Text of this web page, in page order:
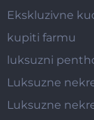
Ekskluzivne
kupiti farmu
luksuzni
Luksuzne
Luksuzne